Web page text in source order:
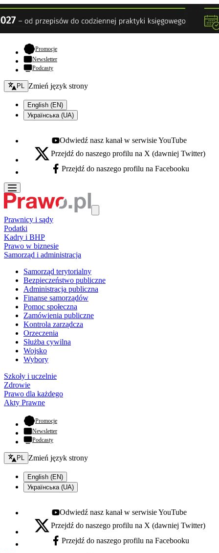
Promocje- otwiera się w nowej karcie
Newsletter
Podcasty
Zmień język - bieżący:
PL Zmień język strony
English (EN)
Українська (UA)
Youtube - otwiera się w nowej karcie
Odwiedź nasz kanał w serwisie YouTube
X - otwiera się w nowej karcie
Przejdź do naszego profilu na X (dawniej Twitter)
Facebook - otwiera się w nowej karcie
Przejdź do naszego profilu na Facebooku
Prawnicy i sądy
Podatki
Kadry i BHP
Prawo w biznesie
Samorząd i administracja
Samorząd terytorialny
Bezpieczeństwo publiczne
Administracja publiczna
Finanse samorządów
Pomoc społeczna
Zamówienia publiczne
Kontrola zarządcza
Orzeczenia
Służba cywilna
Wojsko
Wybory
Szkoły i uczelnie
Zdrowie
Prawo dla każdego
Akty Prawne
Promocje- otwiera się w nowej karcie
Newsletter
Podcasty
Zmień język - bieżący:
PL Zmień język strony
English (EN)
Українська (UA)
Youtube - otwiera się w nowej karcie
Odwiedź nasz kanał w serwisie YouTube
X - otwiera się w nowej karcie
Przejdź do naszego profilu na X (dawniej Twitter)
Facebook - otwiera się w nowej karcie
Przejdź do naszego profilu na Facebooku